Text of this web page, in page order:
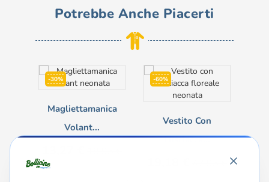
Potrebbe Anche Piacerti
-30%
Magliettamanica
Volant...
-60%
Vestito Con
Fusciacca...